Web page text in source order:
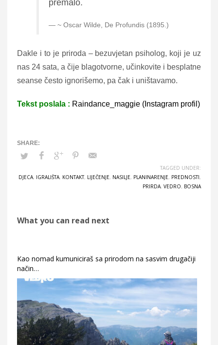
premalo.
~ Oscar Wilde, De Profundis (1895.)
Dakle i to je priroda – bezuvjetan psiholog, koji je uz
nas 24 sata, a čije blagotvorne, učinkovite i besplatne
seanse često ignorišemo, pa čak i uništavamo.
Tekst poslala : Raindance_maggie (Instagram profil)
TAGGED UNDER:
DJECA, IGRALIŠTA, KONTAKT, LIJEČENJE, NASILJE, PLANINARENJE, PREDNOSTI,
PRIRDA, VEDRO. BOSNA
What you can read next
Kao nomad kumuniciraš sa prirodom na sasvim drugačiji
način…